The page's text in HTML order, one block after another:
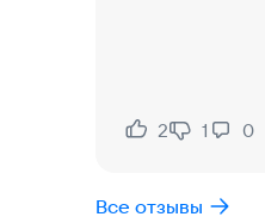
Музыкальный
интерфейсом.
Нравится:
2
Не
1 0
Все отзывы